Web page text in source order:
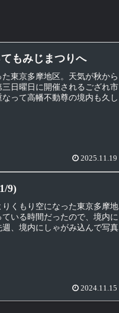
もみじまつりへ
東京多摩地区。天気が秋から
日曜日に開催されるござれ市
って高幡不動尊の境内も久し
2025.11.19
9)
くもり空になった東京多摩地
いる時間だったので、境内に
、境内にしゃがみ込んで写真
2024.11.15